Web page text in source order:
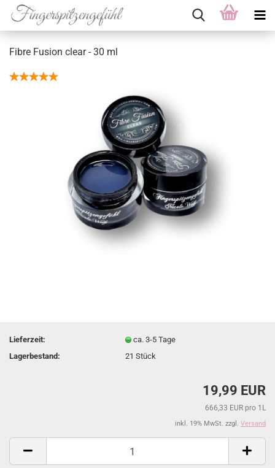
Fibre Fusion clear - 30 ml
Lieferzeit:
ca. 3-5 Tage
Lagerbestand:
21Stück
19,99 EUR
666,33 EUR pro 1L
inkl. 19% MwSt. zzgl. Versand